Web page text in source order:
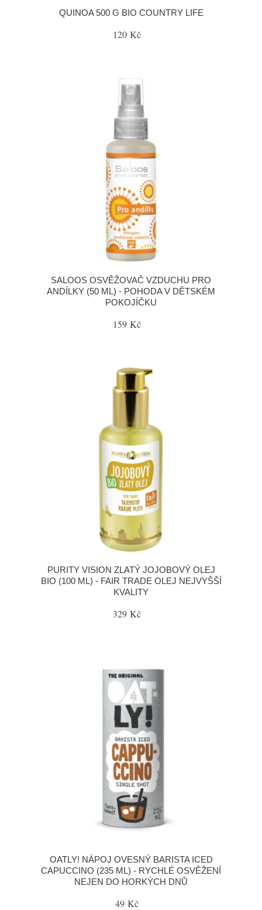
QUINOA 500 G BIO COUNTRY LIFE
120 Kč
SALOOS OSVĚŽOVAČ VZDUCHU PRO
ANDÍLKY (50 ML) - POHODA V DĚTSKÉM
POKOJÍČKU
159 Kč
PURITY VISION ZLATÝ JOJOBOVÝ OLEJ
BIO (100 ML) - FAIR TRADE OLEJ NEJVYŠŠÍ
KVALITY
329 Kč
OATLY! NÁPOJ OVESNÝ BARISTA ICED
CAPUCCINO (235 ML) - RYCHLÉ OSVĚŽENÍ
NEJEN DO HORKÝCH DNŮ
49 Kč